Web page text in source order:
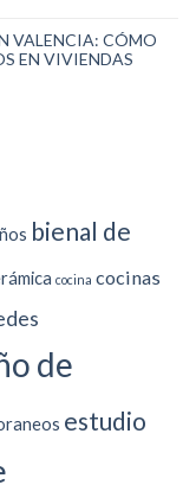
VALENCIA: CÓMO
EN VIVIENDAS
bienal de
cocina cocinas
de
estudio